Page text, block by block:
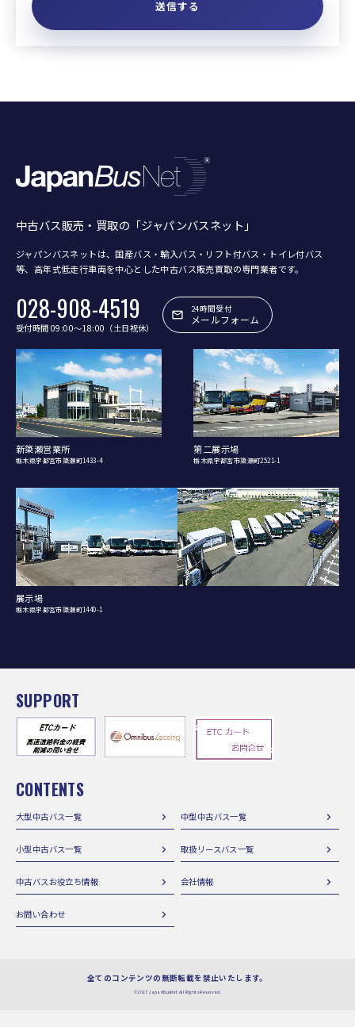
中古バス販売・買取の「ジャパンバスネット」
ジャパンバスネットは、国産バス・輸入バス・リフト付バス・トイレ付バス
等、 高年式低走行車両を中心とした中古バス販売買取の専門業者です。
028-908-4519
受付時間 09:00〜18:00（土日祝休）
24時間受付
メールフォーム
新簗瀬営業所
栃木県宇都宮市簗瀬町1433-4
第二展示場
栃木県宇都宮市簗瀬町2521-1
展示場
栃木県宇都宮市簗瀬町1440-1
SUPPORT
CONTENTS
大型中古バス一覧 中型中古バス一覧
小型中古バス一覧 取扱リースバス一覧
中古バスお役立ち情報 会社情報
お問い合わせ
全てのコンテンツの無断転載を禁止いたします。
©2017 JapanBusNet All Rights Reserved.